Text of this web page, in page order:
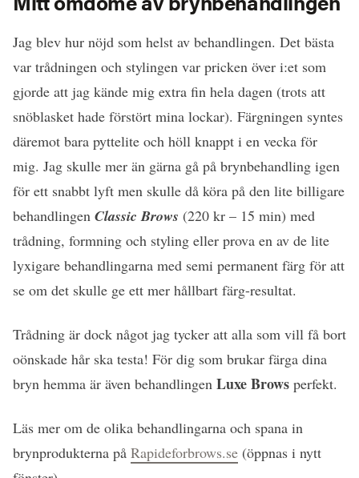
Jag blev hur nöjd som helst av behandlingen. Det bästa
var trådningen och stylingen var pricken över i:et som
gjorde att jag kände mig extra fin hela dagen (trots att
snöblasket hade förstört mina lockar). Färgningen syntes
däremot bara pyttelite och höll knappt i en vecka för
mig. Jag skulle mer än gärna gå på brynbehandling igen
för ett snabbt lyft men skulle då köra på den lite billigare
behandlingen Classic Brows (220 kr – 15 min) med
trådning, formning och styling eller prova en av de lite
lyxigare behandlingarna med semi permanent färg för att
se om det skulle ge ett mer hållbart färg-resultat.
Trådning är dock något jag tycker att alla som vill få bort
oönskade hår ska testa! För dig som brukar färga dina
bryn hemma är även behandlingen Luxe Brows perfekt.
Läs mer om de olika behandlingarna och spana in
brynprodukterna på Rapideforbrows.se (öppnas i nytt